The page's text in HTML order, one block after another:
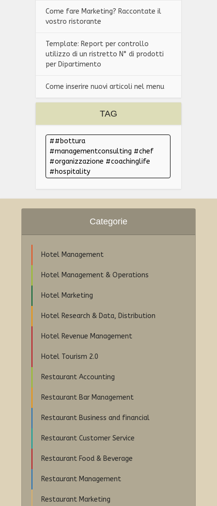
Come fare Marketing? Raccontate il
vostro ristorante
Template: Report per controllo
utilizzo di un ristretto N° di prodotti
per Dipartimento
Come inserire nuovi articoli nel menu
TAG
#bottura
#managementconsulting #chef
#organizzazione #coachinglife
#hospitality
Categorie
Hotel Management
Hotel Management & Operations
Hotel Marketing
Hotel Research & Data, Distribution
Hotel Revenue Management
Hotel Tourism 2.0
Restaurant Accounting
Restaurant Bar Management
Restaurant Business and financial
Restaurant Customer Service
Restaurant Food & Beverage
Restaurant Management
Restaurant Marketing